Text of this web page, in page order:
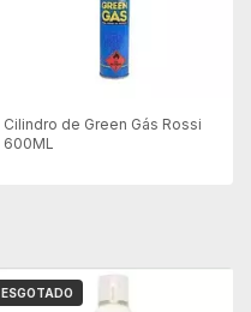
Cilindro de Green Gás Rossi
600ML
ESGOTADO